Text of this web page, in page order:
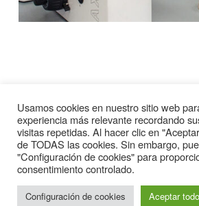
Calidad en Cigüeñales
Desde los orígenes deSANZ, tres han
básicos que han orientado el
decisiones de la empresa, y que aún
invariables: FABRICACIÓN, CALIDAD y
Usamos cookies en nuestro sitio web
experiencia más relevante recordando
visitas repetidas. Al hacer clic en
de TODAS las cookies. Sin embargo,
"Configuración de cookies" para
consentimiento controlado.
Configuración de cookies Aceptar todo